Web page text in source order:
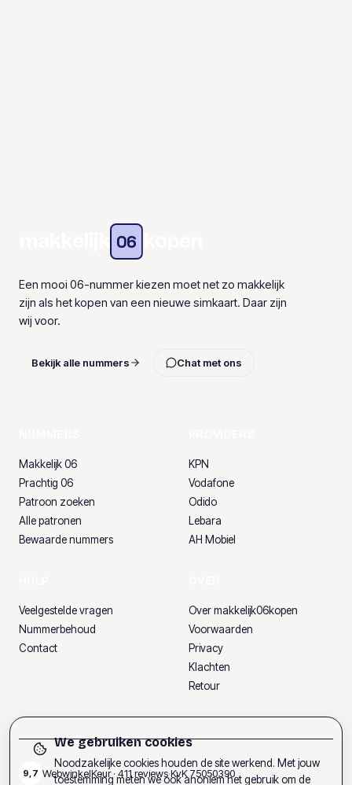
06
Een mooi 06-nummer kiezen moet net zo makkelijk
zijn als het kopen van een nieuwe simkaart. Daar zijn
wij voor.
Bekijk alle nummers Chat met ons
Makkelijk 06
Prachtig 06
Patroon zoeken
Alle patronen
Bewaarde nummers
KPN
Vodafone
Odido
Lebara
AH Mobiel
Veelgestelde vragen
Nummerbehoud
Contact
Over makkelijk06kopen
Voorwaarden
Privacy
Klachten
Retour
9,7 WebwinkelKeur · 411reviews·KvK75050390
We gebruiken cookies
Noodzakelijke cookies houden de site werkend. Met jouw
toestemming meten we ook anoniem het gebruik om de